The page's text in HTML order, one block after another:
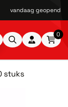
vandaag geopend
0
stuks